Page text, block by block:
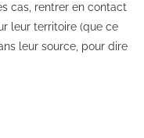
cas, rentrer en contact
leur territoire (que ce
leur source, pour dire